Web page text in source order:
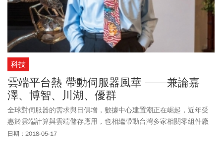
科技
雲端平台熱 帶動伺服器風華 ——兼論嘉
澤、博智、川湖、優群
全球對伺服器的需求與日俱增，數據中心建置潮正在崛起，近年受
惠於雲端計算與雲端儲存應用，也相繼帶動台灣多家相關零組件廠
營收後續看漲。
日期：2018-05-17